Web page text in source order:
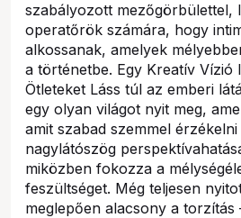
szabályozott mezőgörbülettel,
operatőrök számára, hogy
alkossanak, amelyek
a történetbe. Egy Kreatív Vízió
Ötleteket Láss túl az emberi
egy olyan világot nyit meg,
amit szabad szemmel
nagylátószög
miközben fokozza a
feszültséget. Még teljesen
meglepően alacsony a torzítás